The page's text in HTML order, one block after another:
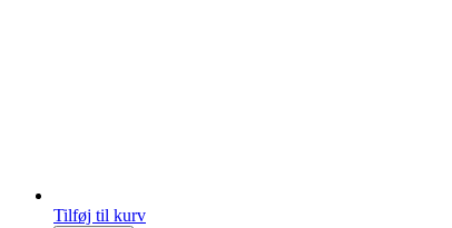
Tilføj til kurv